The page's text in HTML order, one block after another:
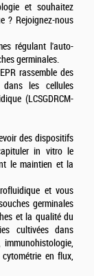
et souhaitez
? Rejoignez-nous
régulant l'auto-
germinales.
rassemble des
dans les cellules
(LCSGDRCM-
des dispositifs
in vitro le
le maintien et la
et vous
germinales
et la qualité du
cultivées dans
immunohistologie,
en flux,